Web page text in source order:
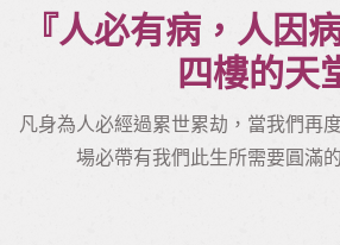
『人必有病，人因
四樓的天
凡身為人必經過累世累劫，當我們再
場必帶有我們此生所需要圓滿